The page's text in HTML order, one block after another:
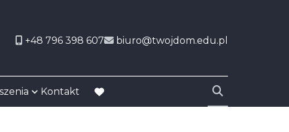
+48 796 398 607 biuro@twojdom.edu.pl
Kontakt
favorite